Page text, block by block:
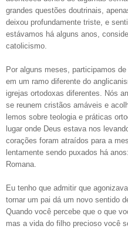
grandes questões doutrinais,
deixou profundamente triste, e
estávamos há alguns anos,
catolicismo.
Por alguns meses, participamos
em um ramo diferente do
igrejas ortodoxas diferentes. Nós
se reunem cristãos amáveis ​​e
lemos sobre teologia e práticas
lugar onde Deus estava nos
corações foram atraídos para a
lentamente sendo puxados há
Romana.
Eu tenho que admitir que
tornar um pai dá um novo sentido
Quando você percebe que o que
mas a vida do filho precioso você